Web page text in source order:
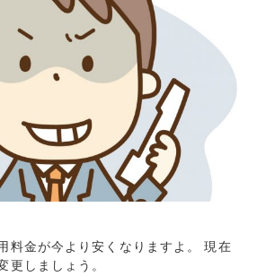
料金が今より安くなりますよ。 現在
更しましょう。